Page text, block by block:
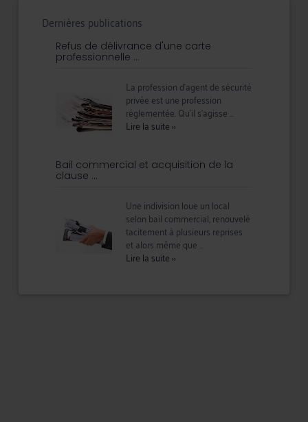
Dernières publications
Refus de délivrance d'une carte
professionnelle ...
La profession d'agent de sécurité
privée est une profession
réglementée. Qu'il s'agisse ...
Lire la suite››
Bail commercial et acquisition de la
clause ...
Une indivision loue un local
selon bail commercial, renouvelé
tacitement à plusieurs reprises
et alors même que ...
Lire la suite››